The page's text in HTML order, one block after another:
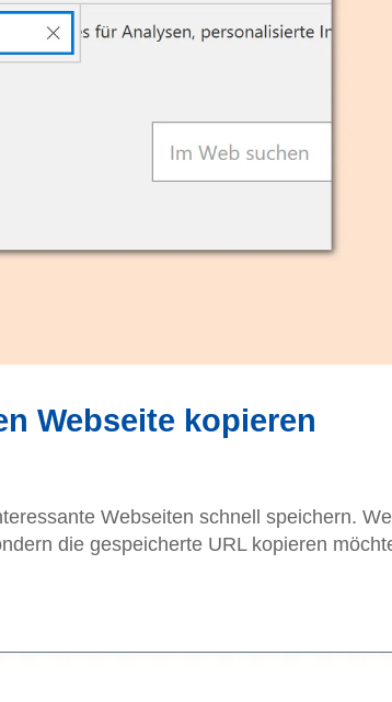
Webseite kopieren
Webseiten schnell speichern.
die gespeicherte URL kopieren